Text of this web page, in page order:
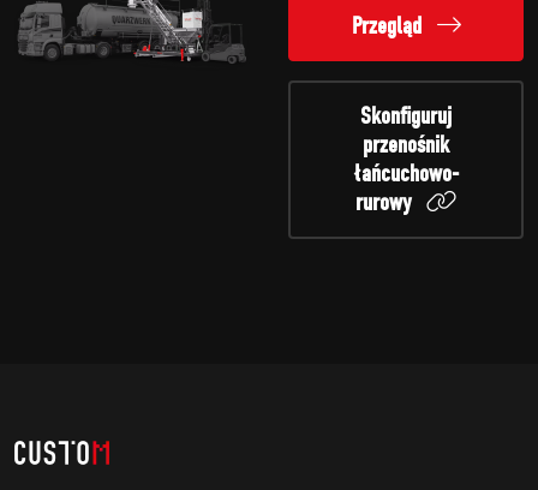
Przegląd
Skonfiguruj
przenośnik
łańcuchowo-
rurowy